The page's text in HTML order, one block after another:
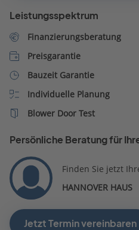
Leistungsspektrum
Finanzierungsberatung
Preisgarantie
Bauzeit Garantie
Individuelle Planung
Blower Door Test
Persönliche Beratung für
Finden Sie jetzt
HANNOVER HAUS
Jetzt Termin vereinbaren